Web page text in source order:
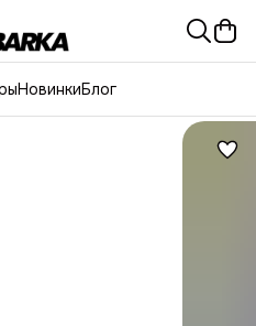
НовинкиБлог